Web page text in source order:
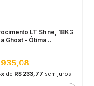
LT Shine, 18KG
Ghost - Ótima
935,08
de R$ 233,77 sem juros